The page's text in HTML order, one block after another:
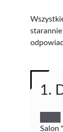
1.
Salon